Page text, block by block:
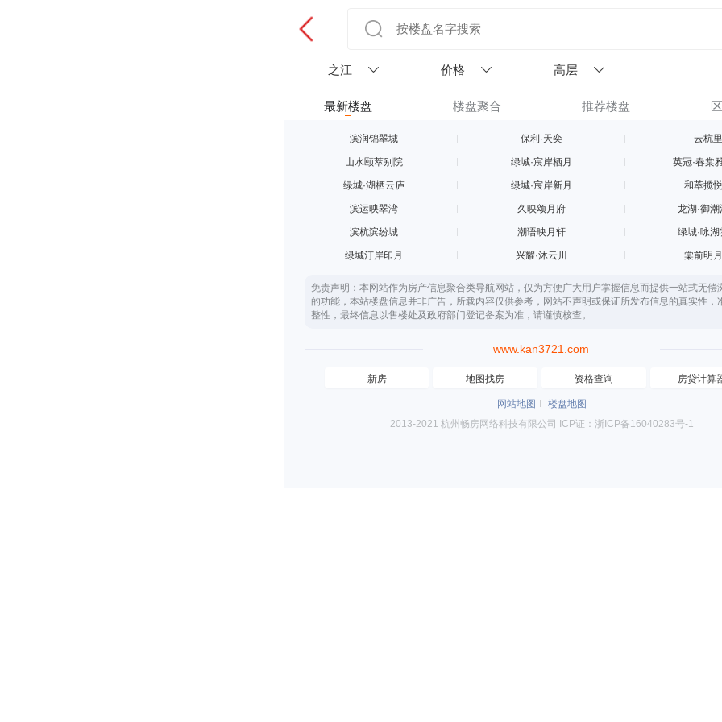
之江 价格 高层
最新楼盘 楼盘聚合 推荐楼盘
滨润锦翠城 保利·天奕 云杭
山水颐萃别院 绿城·宸岸栖月 英冠·春棠
绿城·湖栖云庐 绿城·宸岸新月 和萃揽
滨运映翠湾 久映颂月府 龙湖·御
滨杭滨纷城 潮语映月轩 绿城·咏
绿城汀岸印月 兴耀·沐云川 棠前明
免责声明：本网站作为房产信息聚合类导航网站，仅为方便广大用户掌握信息而提供一站式无偿
的功能，本站楼盘信息并非广告，所载内容仅供参考，网站不声明或保证所发布信息的真实性，
整性，最终信息以售楼处及政府部门登记备案为准，请谨慎核查。
www.kan3721.com
新房 地图找房 资格查询 房贷计算
网站地图
楼盘地图
2013-2021 杭州畅房网络科技有限公司 ICP证：浙ICP备16040283号-1